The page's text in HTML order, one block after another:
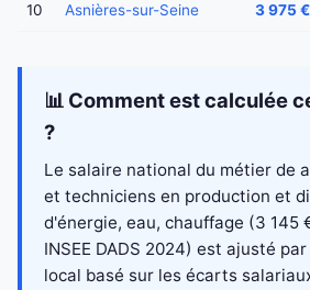
10 Asnières-sur-Seine 3 975 €
📊 Comment est calculée
?
Le salaire national du métier de
et techniciens en production et
d'énergie, eau, chauffage (3 145
INSEE DADS 2024) est ajusté
local basé sur les écarts